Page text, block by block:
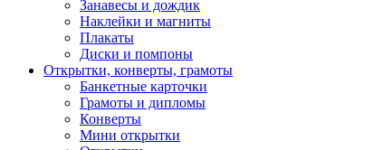
Занавесы и дождик
Наклейки и магниты
Плакаты
Диски и помпоны
Открытки, конверты, грамоты
Банкетные карточки
Грамоты и дипломы
Конверты
Мини открытки